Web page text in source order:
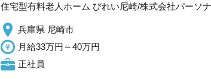
住宅型有料老人ホーム びれい尼崎/株式会社パーソ
兵庫県 尼崎市
月給33万円～40万円
正社員